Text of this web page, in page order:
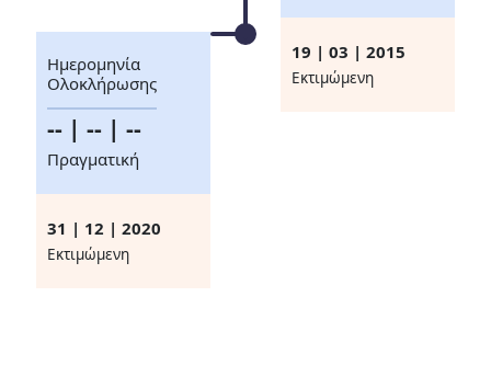
19 | 03 | 2015
Eκτιμώμενη
Ημερομηνία
Ολοκλήρωσης
-- | -- | --
Πραγματική
31 | 12 | 2020
Eκτιμώμενη